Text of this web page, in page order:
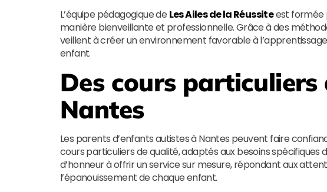
L’équipe pédagogique de Les Ailes de la Réussiteest formée
manière bienveillante et professionnelle. Grâce à des
veillent à créer un environnement favorable à
enfant.
Des cours
Nantes
Les parents d’enfants autistes à Nantes peuvent faire
cours particuliers de qualité, adaptés aux besoins spécifiques
d’honneur à offrir un service sur mesure, répondant aux
l’épanouissement de chaque enfant.